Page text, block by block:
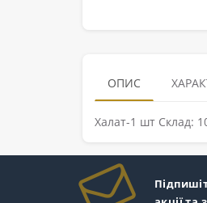
ОПИС
Халат-1 шт Склад: